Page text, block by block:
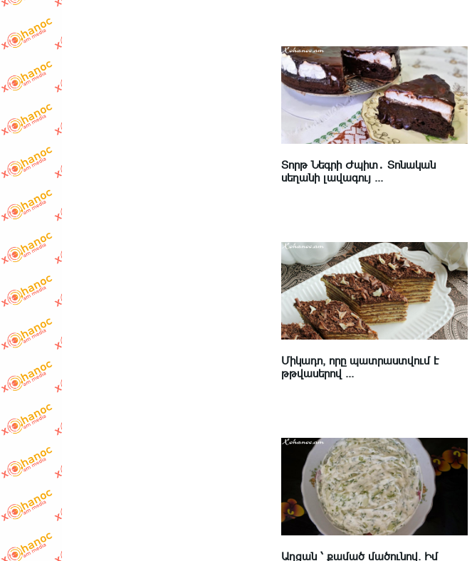
Տորթ Նեգրի Ժպիտ․ Տոնական
սեղանի լավագույ ...
Միկադո, որը պատրաստվում է
թթվասերով ...
Աղցան ՝ քամած մածունով. Իմ